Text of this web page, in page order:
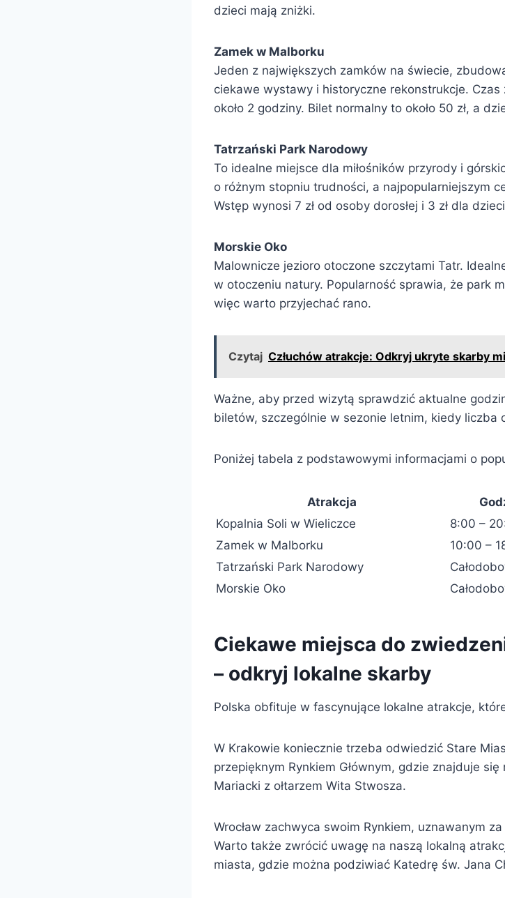
dzieci mają zniżki.
Zamek w Malborku
Jeden z największych zamków na świecie,
ciekawe wystawy i historyczne rekonstrukcje.
około 2 godziny. Bilet normalny to około 50 zł, a
Tatrzański Park Narodowy
To idealne miejsce dla miłośników przyrody i
o różnym stopniu trudności, a najpopularniejszym
Wstęp wynosi 7 zł od osoby dorosłej i 3 zł dla
Morskie Oko
Malownicze jezioro otoczone szczytami Tatr.
w otoczeniu natury. Popularność sprawia, że park
więc warto przyjechać rano.
Czytaj Człuchów atrakcje: Odkryj ukryte skarby
Ważne, aby przed wizytą sprawdzić aktualne
biletów, szczególnie w sezonie letnim, kiedy liczba
Poniżej tabela z podstawowymi informacjami o
Atrakcja
Kopalnia Soli w Wieliczce
8:00 –
Zamek w Malborku
10:00 –
Tatrzański Park Narodowy
Morskie Oko
Ciekawe miejsca do
– odkryj lokalne skarby
Polska obfituje w fascynujące lokalne atrakcje,
W Krakowie koniecznie trzeba odwiedzić Stare
przepięknym Rynkiem Głównym, gdzie znajduje
Mariacki z ołtarzem Wita Stwosza.
Wrocław zachwyca swoim Rynkiem, uznawanym
Warto także zwrócić uwagę na naszą lokalną
miasta, gdzie można podziwiać Katedrę św. Jana